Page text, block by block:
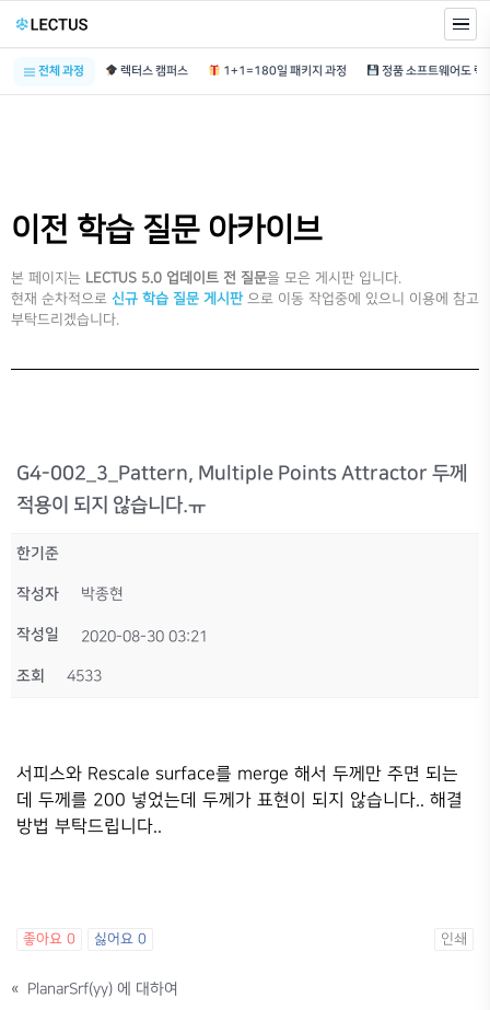
전체 과정 렉터스 캠퍼스 1+1=180일 패키지 과정
이전 학습 질문 아카이브
본 페이지는 LECTUS 5.0 업데이트 전 질문을 모은 게시판 입니다.
현재 순차적으로 신규 학습 질문 게시판 으로 이동 작업중에 있으니 이용에 참고
부탁드리겠습니다.
G4-002_3_Pattern, Multiple Points Attractor 두께
적용이 되지 않습니다.ㅠ
한기준
작성자 박종현
작성일 2020-08-30 03:21
조회 4533
서피스와 Rescale surface를 merge 해서 두께만 주면 되는
데 두께를 200 넣었는데 두께가 표현이 되지 않습니다.. 해결
방법 부탁드립니다..
좋아요 0 싫어요 0 인쇄
« PlanarSrf(yy) 에 대하여